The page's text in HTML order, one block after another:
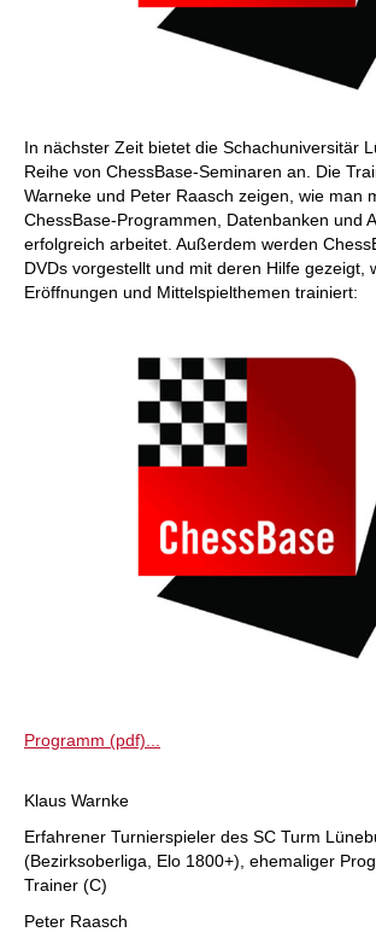
In nächster Zeit bietet die Schachuniversitär
Reihe von ChessBase-Seminaren an. Die
Warneke und Peter Raasch zeigen, wie man
ChessBase-Programmen, Datenbanken und
erfolgreich arbeitet. Außerdem werden
DVDs vorgestellt und mit deren Hilfe gezeigt,
Eröffnungen und Mittelspielthemen trainiert:
Programm (pdf)...
Klaus Warnke
Erfahrener Turnierspieler des SC Turm
(Bezirksoberliga, Elo 1800+), ehemaliger
Trainer (C)
Peter Raasch